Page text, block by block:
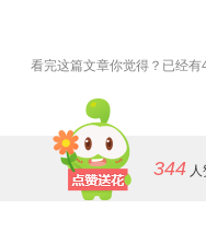
看完这篇文章你觉得？已经有
344